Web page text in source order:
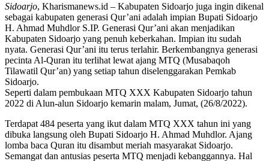
Sidoarjo, Kharismanews.id – Kabupaten Sidoarjo juga ingin dikenal
sebagai kabupaten generasi Qur’ani adalah impian Bupati Sidoarjo
H. Ahmad Muhdlor S.IP. Generasi Qur’ani akan menjadikan
Kabupaten Sidoarjo yang penuh keberkahan. Impian itu sudah
nyata. Generasi Qur’ani itu terus terlahir. Berkembangnya generasi
pecinta Al-Quran itu terlihat lewat ajang MTQ (Musabaqoh
Tilawatil Qur’an) yang setiap tahun diselenggarakan Pemkab
Sidoarjo.
Seperti dalam pembukaan MTQ XXX Kabupaten Sidoarjo tahun
2022 di Alun-alun Sidoarjo kemarin malam, Jumat, (26/8/2022).
Terdapat 484 peserta yang ikut dalam MTQ XXX tahun ini yang
dibuka langsung oleh Bupati Sidoarjo H. Ahmad Muhdlor. Ajang
lomba baca Quran itu disambut meriah masyarakat Sidoarjo.
Semangat dan antusias peserta MTQ menjadi kebanggannya. Hal